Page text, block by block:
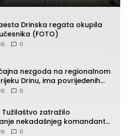
Drinska regata okupila
(FOTO)
0
nezgoda na regionalnom
Drinu, ima povrijeđenih
0
Tužilaštvo zatražilo
nekadašnjeg komandanta
brigade
0